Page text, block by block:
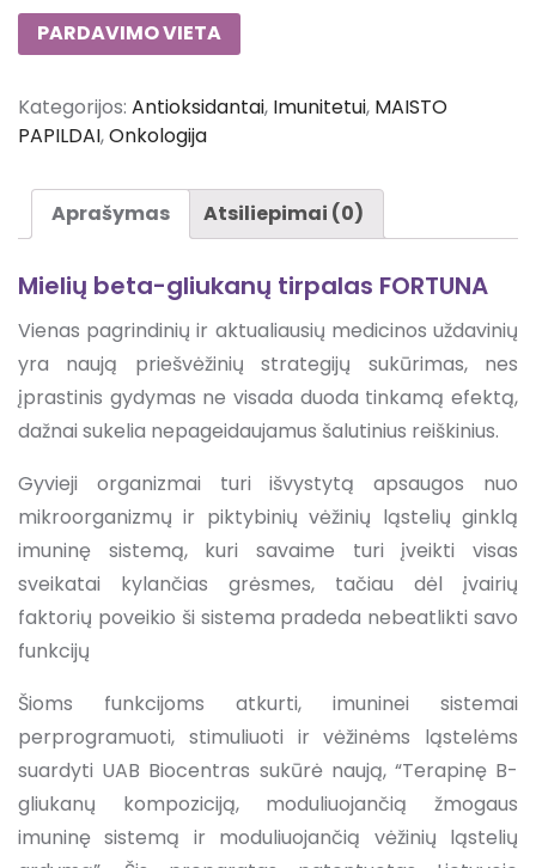
PARDAVIMO VIETA
Kategorijos: Antioksidantai, Imunitetui, MAISTO
PAPILDAI,Onkologija
Aprašymas Atsiliepimai (0)
Mielių beta-gliukanų tirpalas FORTUNA
Vienas pagrindinių ir aktualiausių medicinos uždavinių
yra naują priešvėžinių strategijų sukūrimas, nes
įprastinis gydymas ne visada duoda tinkamą efektą,
dažnai sukelia nepageidaujamus šalutinius reiškinius.
Gyvieji organizmai turi išvystytą apsaugos nuo
mikroorganizmų ir piktybinių vėžinių ląstelių ginklą
imuninę sistemą, kuri savaime turi įveikti visas
sveikatai kylančias grėsmes, tačiau dėl įvairių
faktorių poveikio ši sistema pradeda nebeatlikti savo
funkcijų
Šioms funkcijoms atkurti, imuninei sistemai
perprogramuoti, stimuliuoti ir vėžinėms ląstelėms
suardyti UAB Biocentras sukūrė naują, “Terapinę B-
gliukanų kompoziciją, moduliuojančią žmogaus
imuninę sistemą ir moduliuojančią vėžinių ląstelių